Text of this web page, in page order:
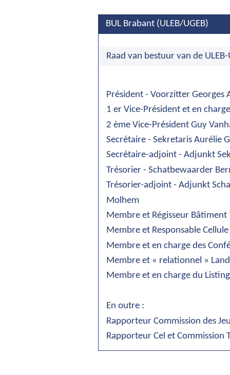
BUL Brabant (ULEB/UGEB)
Raad van bestuur van de
Président - Voorzitter Georges
1 er Vice-Président et en
2 ème Vice-Président Guy
Secrétaire - Sekretaris Aurélie
Secrétaire-adjoint - Adjunkt
Trésorier - Schatbewaarder
Trésorier-adjoint - Adjunkt
Molhem
Membre et Régisseur Bâtiment
Membre et Responsable
Membre et en charge des
Membre et « relationnel »
Membre et en charge du
En outre :
Rapporteur Commission des
Rapporteur Cel et Commission